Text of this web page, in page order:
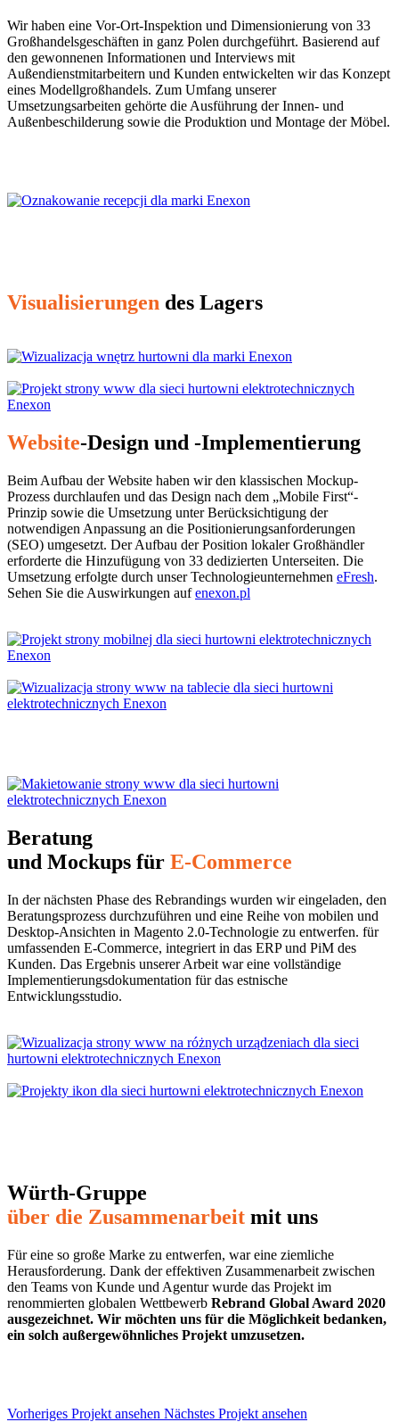
Wir haben eine Vor-Ort-Inspektion und Dimensionierung von 33
Großhandelsgeschäften in ganz Polen durchgeführt. Basierend auf
den gewonnenen Informationen und Interviews mit
Außendienstmitarbeitern und Kunden entwickelten wir das Konzept
eines Modellgroßhandels. Zum Umfang unserer
Umsetzungsarbeiten gehörte die Ausführung der Innen- und
Außenbeschilderung sowie die Produktion und Montage der Möbel.
Visualisierungen des Lagers
Website-Design und -Implementierung
Beim Aufbau der Website haben wir den klassischen Mockup-
Prozess durchlaufen und das Design nach dem „Mobile First“-
Prinzip sowie die Umsetzung unter Berücksichtigung der
notwendigen Anpassung an die Positionierungsanforderungen
(SEO) umgesetzt. Der Aufbau der Position lokaler Großhändler
erforderte die Hinzufügung von 33 dedizierten Unterseiten. Die
Umsetzung erfolgte durch unser Technologieunternehmen eFresh.
Sehen Sie die Auswirkungen aufenexon.pl
Beratung
und Mockups für E-Commerce
In der nächsten Phase des Rebrandings wurden wir eingeladen, den
Beratungsprozess durchzuführen und eine Reihe von mobilen und
Desktop-Ansichten in Magento 2.0-Technologie zu entwerfen. für
umfassenden E-Commerce, integriert in das ERP und PiM des
Kunden. Das Ergebnis unserer Arbeit war eine vollständige
Implementierungsdokumentation für das estnische
Entwicklungsstudio.
Würth-Gruppe
über die Zusammenarbeit mit uns
Für eine so große Marke zu entwerfen, war eine ziemliche
Herausforderung. Dank der effektiven Zusammenarbeit zwischen
den Teams von Kunde und Agentur wurde das Projekt im
renommierten globalen Wettbewerb Rebrand Global Award 2020
ausgezeichnet. Wir möchten uns für die Möglichkeit bedanken,
ein solch außergewöhnliches Projekt umzusetzen.
Vorheriges Projekt ansehen Nächstes Projekt ansehen